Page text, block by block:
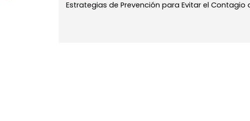
Estrategias de Prevención para Evitar el Contagio